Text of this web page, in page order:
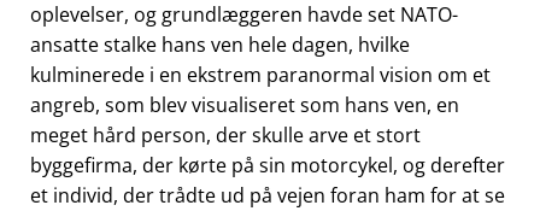
oplevelser, og grundlæggeren havde set NATO-
ansatte stalke hans ven hele dagen, hvilke
kulminerede i en ekstrem paranormal vision om et
angreb, som blev visualiseret som hans ven, en
meget hård person, der skulle arve et stort
byggefirma, der kørte på sin motorcykel, og derefter
et individ, der trådte ud på vejen foran ham for at se